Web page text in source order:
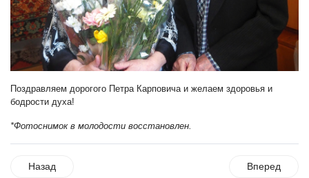
Поздравляем дорогого Петра Карповича и желаем здоровья и
бодрости духа!
*Фотоснимок в молодости восстановлен.
Назад Вперед